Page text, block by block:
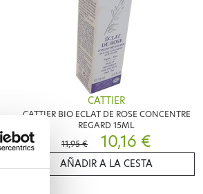
CATTIER
CATTIER BIO ECLAT DE ROSE CONCENTRE
REGARD 15ML
11,95 €
10,16 €
AÑADIR A LA CESTA